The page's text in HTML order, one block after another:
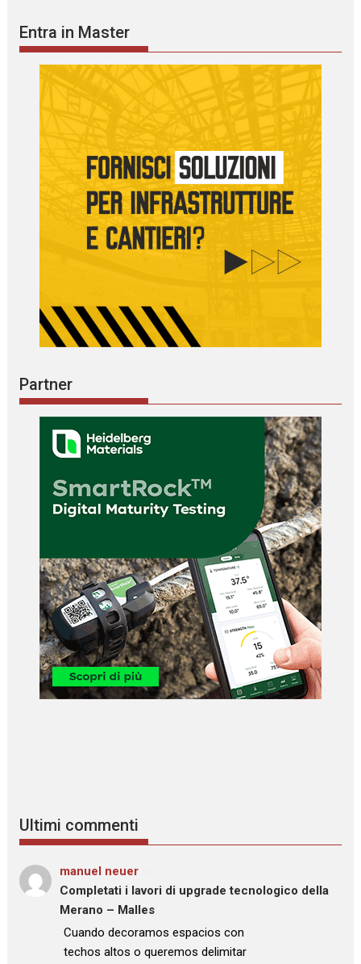
Entra in Master
Partner
Ultimi commenti
manuel neuer
Completati i lavori di upgrade tecnologico della
Merano – Malles
: “
Cuando decoramos espacios con
techos altos o queremos delimitar